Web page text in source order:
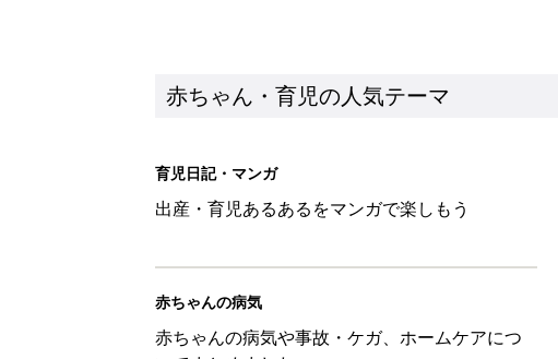
赤ちゃん・育児の人気テーマ
育児日記・マンガ
出産・育児あるあるをマンガで楽しもう
赤ちゃんの病気
赤ちゃんの病気や事故・ケガ、ホームケアにつ